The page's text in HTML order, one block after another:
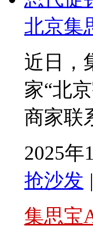
北京集
近日，
家“北
商家联
2025年
抢沙发 |
集思宝